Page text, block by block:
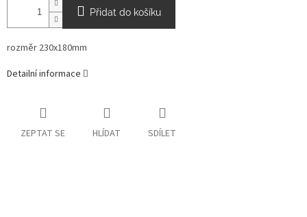
Přidat do košíku
rozměr 230x180mm
Detailní informace
ZEPTAT SE HLÍDAT SDÍLET